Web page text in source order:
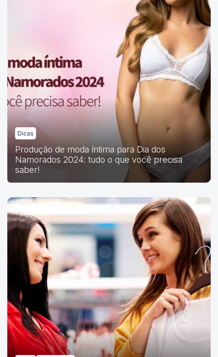
Dicas
Produção de moda íntima para Dia dos
Namorados 2024: tudo o que você precisa
saber!